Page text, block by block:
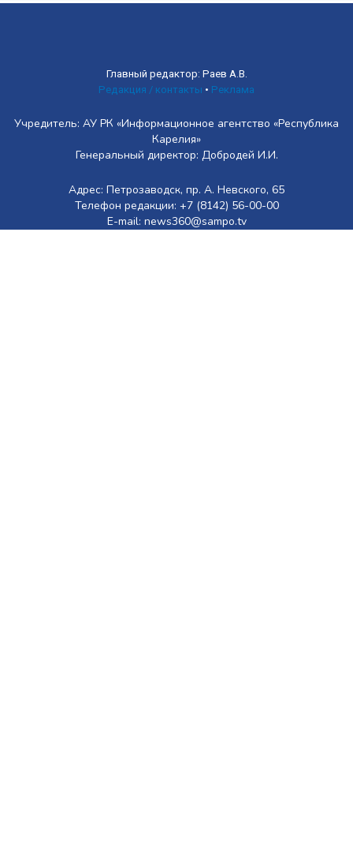
Главный редактор: Раев А.В.
Редакция / контакты • Реклама
Учредитель: АУ РК «Информационное агентство «Республика
Карелия»
Генеральный директор: Добродей И.И.
Адрес: Петрозаводск, пр. А. Невского, 65
Телефон редакции: +7 (8142) 56-00-00
E-mail: news360@sampo.tv